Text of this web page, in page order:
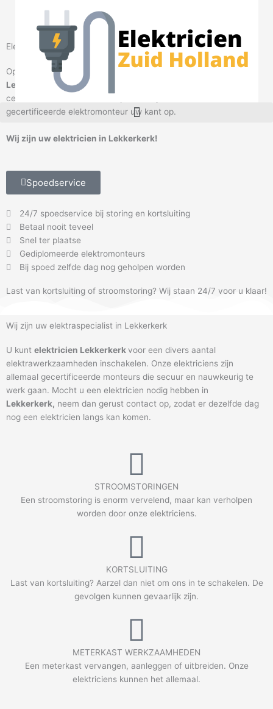
inhoud
M
e
n
Elektricien Lekkerkerk
Op zoek naar een betrouwbare
Lekkerkerk
?Elektricien Lekkerkerk
centralisten en maak een afspraak. Wij sturen direct een
gecertificeerde elektromonteur uw kant op.
Wij zijn uw elektricien in Lekkerkerk!
Spoedservice
24/7 spoedservice bij storing en kortsluiting
Betaal nooit teveel
Snel ter plaatse
Gediplomeerde elektromonteurs
Bij spoed zelfde dag nog geholpen worden
Last van kortsluiting of stroomstoring? Wij staan 24/7 voor u klaar!
Wij zijn uw elektraspecialist in Lekkerkerk
U kunt elektricien Lekkerkerkvoor een divers aantal
elektrawerkzaamheden inschakelen. Onze elektriciens zijn
allemaal gecertificeerde monteurs die secuur en nauwkeurig te
werk gaan. Mocht u een elektricien nodig hebben in
Lekkerkerk, neem dan gerust contact op, zodat er dezelfde dag
nog een elektricien langs kan komen.
STROOMSTORINGEN
Een stroomstoring is enorm vervelend, maar kan verholpen
worden door onze elektriciens.
KORTSLUITING
Last van kortsluiting? Aarzel dan niet om ons in te schakelen. De
gevolgen kunnen gevaarlijk zijn.
METERKAST WERKZAAMHEDEN
Een meterkast vervangen, aanleggen of uitbreiden. Onze
elektriciens kunnen het allemaal.